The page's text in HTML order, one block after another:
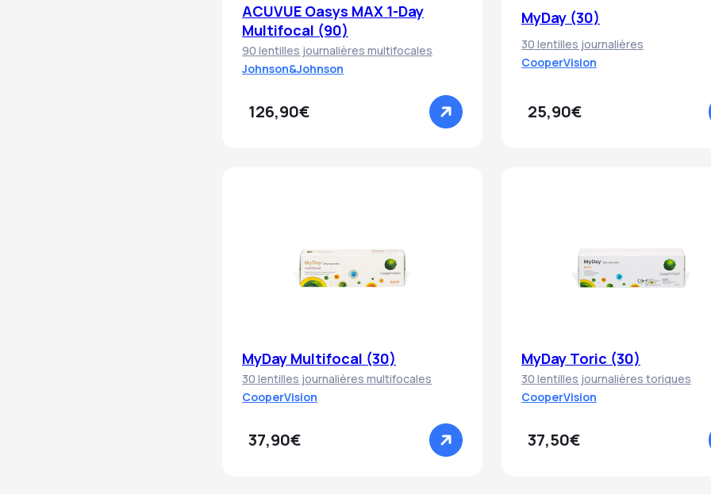
ACUVUE Oasys MAX 1-Day
Multifocal (90)
90 lentilles journalières multifocales
Johnson&Johnson
126,90€
MyDay (30)
30 lentilles journalières
CooperVision
25,90€
MyDay Multifocal (30)
30 lentilles journalières multifocales
CooperVision
37,90€
MyDay Toric (30)
30 lentilles journalières toriques
CooperVision
37,50€